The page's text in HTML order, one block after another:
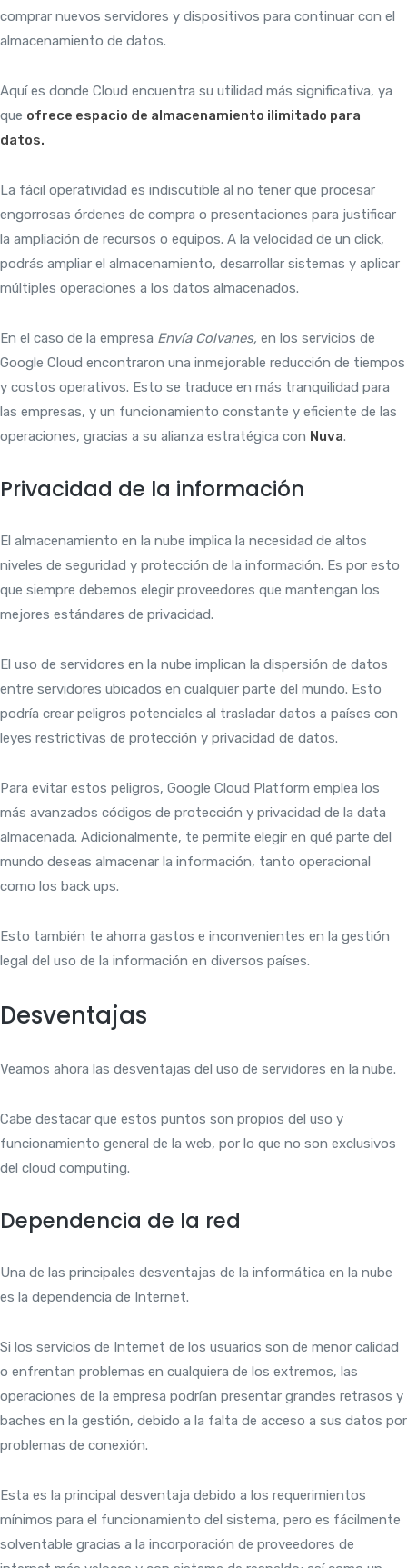
comprar nuevos servidores y dispositivos para continuar con el
almacenamiento de datos.
Aquí es donde Cloud encuentra su utilidad más significativa, ya
que ofrece espacio de almacenamiento ilimitado para
datos.
La fácil operatividad es indiscutible al no tener que procesar
engorrosas órdenes de compra o presentaciones para justificar
la ampliación de recursos o equipos. A la velocidad de un click,
podrás ampliar el almacenamiento, desarrollar sistemas y aplicar
múltiples operaciones a los datos almacenados.
En el caso de la empresa Envía Colvanes, en los servicios de
Google Cloud encontraron una inmejorable reducción de tiempos
y costos operativos. Esto se traduce en más tranquilidad para
las empresas, y un funcionamiento constante y eficiente de las
operaciones, gracias a su alianza estratégica con Nuva.
Privacidad de la información
El almacenamiento en la nube implica la necesidad de altos
niveles de seguridad y protección de la información. Es por esto
que siempre debemos elegir proveedores que mantengan los
mejores estándares de privacidad.
El uso de servidores en la nube implican la dispersión de datos
entre servidores ubicados en cualquier parte del mundo. Esto
podría crear peligros potenciales al trasladar datos a países con
leyes restrictivas de protección y privacidad de datos.
Para evitar estos peligros, Google Cloud Platform emplea los
más avanzados códigos de protección y privacidad de la data
almacenada. Adicionalmente, te permite elegir en qué parte del
mundo deseas almacenar la información, tanto operacional
como los back ups.
Esto también te ahorra gastos e inconvenientes en la gestión
legal del uso de la información en diversos países.
Desventajas
Veamos ahora las desventajas del uso de servidores en la nube.
Cabe destacar que estos puntos son propios del uso y
funcionamiento general de la web, por lo que no son exclusivos
del cloud computing.
Dependencia de la red
Una de las principales desventajas de la informática en la nube
es la dependencia de Internet.
Si los servicios de Internet de los usuarios son de menor calidad
o enfrentan problemas en cualquiera de los extremos, las
operaciones de la empresa podrían presentar grandes retrasos y
baches en la gestión, debido a la falta de acceso a sus datos por
problemas de conexión.
Esta es la principal desventaja debido a los requerimientos
mínimos para el funcionamiento del sistema, pero es fácilmente
solventable gracias a la incorporación de proveedores de